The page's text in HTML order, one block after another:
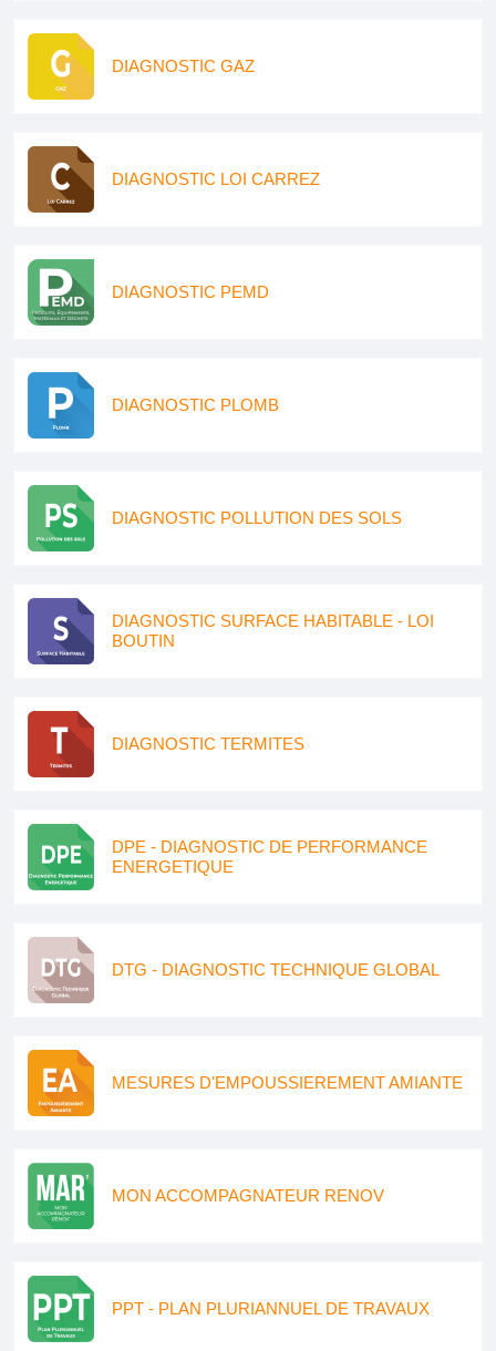
DIAGNOSTIC GAZ
DIAGNOSTIC LOI CARREZ
DIAGNOSTIC PEMD
DIAGNOSTIC PLOMB
DIAGNOSTIC POLLUTION DES SOLS
DIAGNOSTIC SURFACE HABITABLE - LOI
BOUTIN
DIAGNOSTIC TERMITES
DPE - DIAGNOSTIC DE PERFORMANCE
ENERGETIQUE
DTG - DIAGNOSTIC TECHNIQUE GLOBAL
MESURES D'EMPOUSSIEREMENT AMIANTE
MON ACCOMPAGNATEUR RENOV
PPT - PLAN PLURIANNUEL DE TRAVAUX